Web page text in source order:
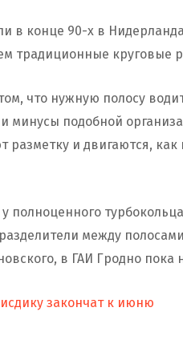
в конце 90-х в
традиционные круговые
что нужную полосу
минусы подобной
разметку и двигаются,
полноценного
между
в ГАИ Гродно пока
закончат к июню